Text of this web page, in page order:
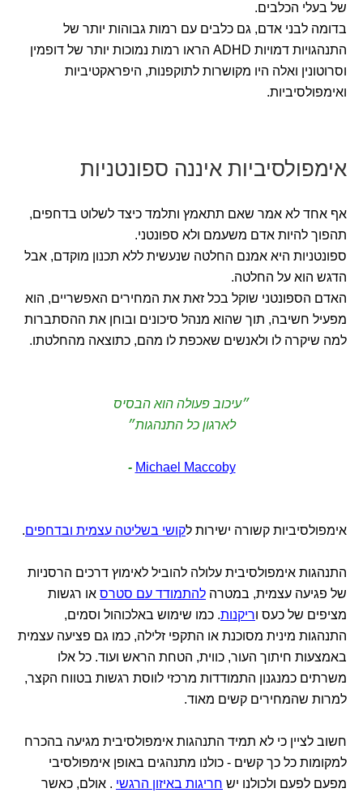
של בעלי הכלבים.
בדומה לבני אדם, גם כלבים עם רמות גבוהות יותר של
התנהגויות דמויות ADHD הראו רמות נמוכות יותר של דופמין
וסרוטונין ואלה היו מקושרות לתוקפנות, היפראקטיביות
ואימפולסיביות.
אימפולסיביות איננה ספונטניות
אף אחד לא אמר שאם תתאמץ ותלמד כיצד לשלוט בדחפים,
תהפוך להיות אדם משעמם ולא ספונטני.
ספונטניות היא אמנם החלטה שנעשית ללא תכנון מוקדם, אבל
הדגש הוא על החלטה.
האדם הספונטני שוקל בכל זאת את המחירים האפשריים, הוא
מפעיל חשיבה, תוך שהוא מנהל סיכונים ובוחן את ההסתברות
למה שיקרה לו ולאנשים שאכפת לו מהם, כתוצאה מהחלטתו.
״עיכוב פעולה הוא הבסיס
לארגון כל התנהגות״
Michael Maccoby
-
אימפולסיביות קשורה ישירות לקושי בשליטה עצמית ובדחפים.
התנהגות אימפולסיבית עלולה להוביל לאימוץ דרכים הרסניות
של פגיעה עצמית, במטרה להתמודד עם סטרס או רגשות
מציפים של כעס וריקנות. כמו שימוש באלכוהול וסמים,
התנהגות מינית מסוכנת או התקפי זלילה, כמו גם פציעה עצמית
באמצעות חיתוך העור, כווית, הטחת הראש ועוד. כל אלו
משרתים כמנגנון התמודדות מרכזי לווסת רגשות בטווח הקצר,
למרות שהמחירים קשים מאוד.
חשוב לציין כי לא תמיד התנהגות אימפולסיבית מגיעה בהכרח
למקומות כל כך קשים - כולנו מתנהגים באופן אימפולסיבי
מפעם לפעם ולכולנו יש חריגות באיזון הרגשי . אולם, כאשר